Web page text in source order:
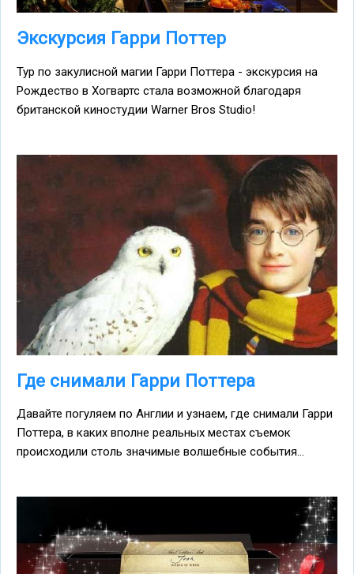
Экскурсия Гарри Поттер
Тур по закулисной магии Гарри Поттера - экскурсия на
Рождество в Хогвартс стала возможной благодаря
британской киностудии Warner Bros Studio!
Где снимали Гарри Поттера
Давайте погуляем по Англии и узнаем, где снимали Гарри
Поттера, в каких вполне реальных местах съемок
происходили столь значимые волшебные события...